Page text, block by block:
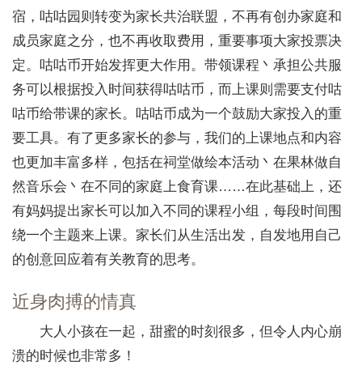
宿，咕咕园则转变为家长共治联盟，不再有创办家庭和
成员家庭之分，也不再收取费用，重要事项大家投票决
定。咕咕币开始发挥更大作用。带领课程丶承担公共服
务可以根据投入时间获得咕咕币，而上课则需要支付咕
咕币给带课的家长。咕咕币成为一个鼓励大家投入的重
要工具。有了更多家长的参与，我们的上课地点和内容
也更加丰富多样，包括在祠堂做绘本活动丶在果林做自
然音乐会丶在不同的家庭上食育课……在此基础上，还
有妈妈提出家长可以加入不同的课程小组，每段时间围
绕一个主题来上课。家长们从生活出发，自发地用自己
的创意回应着有关教育的思考。
近身肉搏的情真
大人小孩在一起，甜蜜的时刻很多，但令人内心崩
溃的时候也非常多！